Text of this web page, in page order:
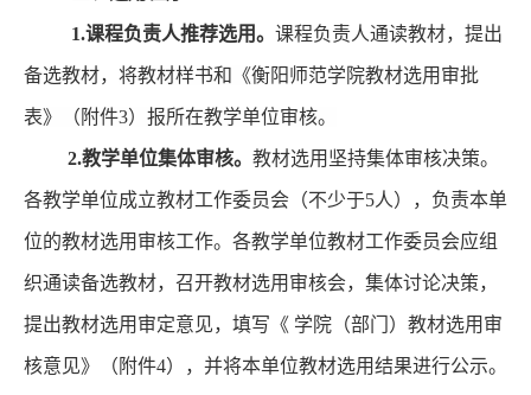
1.课程负责人推荐选用。 课程负责人通读教材，提出
备选教材， 将教材样书和《衡阳师范学院教材选用审批
表》 （ 附件3） 报所在教学单位审核。
2.教学单位集体审核。 教材选用坚持集体审核决策。
各教学单位成立教材工作委员会（不少于5人），负责本单
位的教材选用审核工作。各教学单位教材工作委员会应组
织通读备选教材， 召开教材选用 审核会，集体讨论决策，
提出教材选用审定意见，填写《 学院（部门）教材选用审
核意见》（附件4） ， 并将本单位教材选用结果进行公示。